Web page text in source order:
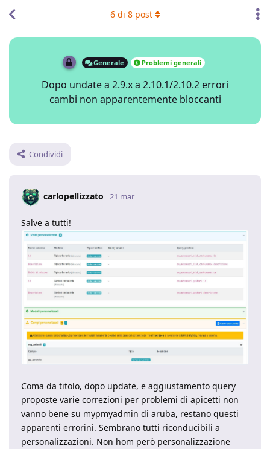
Generale Problemi generali
Dopo undate a 2.9.x a 2.10.1/2.10.2 errori
cambi non apparentemente bloccanti
Condividi
6di 8post
carlopellizzato 21 mar
Salve a tutti!
Coma da titolo, dopo update, e aggiustamento query
proposte varie correzioni per problemi di apicetti non
vanno bene su mypmyadmin di aruba, restano questi
apparenti errorini. Sembrano tutti riconducibili a
personalizzazioni. Non hom però personalizzazione